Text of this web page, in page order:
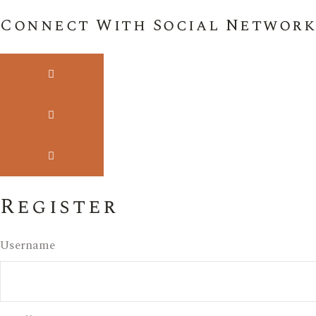
Connect With Social
Register
Username